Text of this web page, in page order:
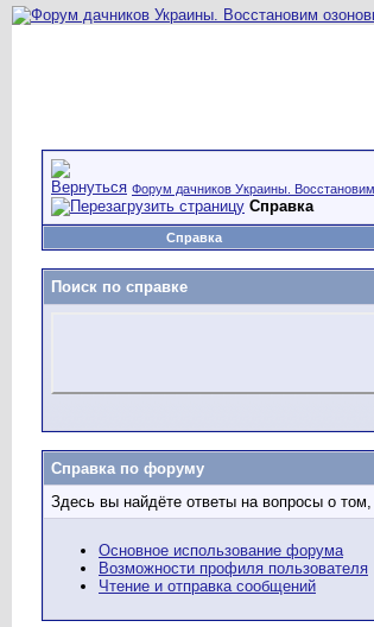
Форум дачников Украины.
Справка
Справка
Поиск по справке
Справка по форуму
Здесь вы найдёте ответы на вопросы о
Основное использование форума
Возможности профиля пользователя
Чтение и отправка сообщений